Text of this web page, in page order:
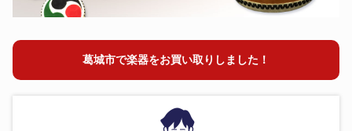
クラリネット コルネット
チューバ トランペット
葛城市で楽器をお買い取りしました！